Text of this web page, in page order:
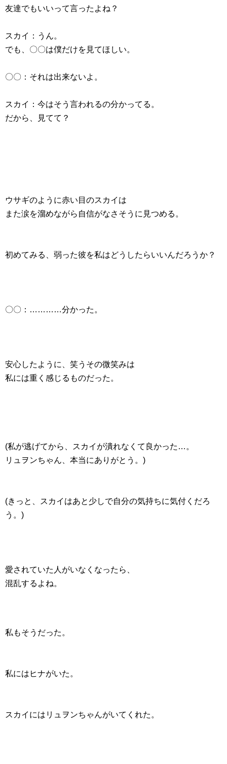
友達でもいいって言ったよね？
スカイ：うん。
でも、〇〇は僕だけを見てほしい。
〇〇：それは出来ないよ。
スカイ：今はそう言われるの分かってる。
だから、見てて？
ウサギのように赤い目のスカイは
また涙を溜めながら自信がなさそうに見つめる。
初めてみる、弱った彼を私はどうしたらいいんだろうか？
〇〇：…………分かった。
安心したように、笑うその微笑みは
私には重く感じるものだった。
(私が逃げてから、スカイが潰れなくて良かった…。
リュヲンちゃん、本当にありがとう。)
(きっと、スカイはあと少しで自分の気持ちに気付くだろ
う。)
愛されていた人がいなくなったら、
混乱するよね。
私もそうだった。
私にはヒナがいた。
スカイにはリュヲンちゃんがいてくれた。